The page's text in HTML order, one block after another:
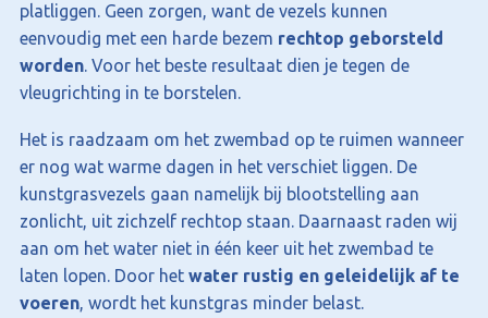
platliggen. Geen zorgen, want de vezels kunnen
eenvoudig met een harde bezem rechtop geborsteld
worden. Voor het beste resultaat dien je tegen de
vleugrichting in te borstelen.
Het is raadzaam om het zwembad op te ruimen wanneer
er nog wat warme dagen in het verschiet liggen. De
kunstgrasvezels gaan namelijk bij blootstelling aan
zonlicht, uit zichzelf rechtop staan. Daarnaast raden wij
aan om het water niet in één keer uit het zwembad te
laten lopen. Door het water rustig en geleidelijk af te
voeren, wordt het kunstgras minder belast.